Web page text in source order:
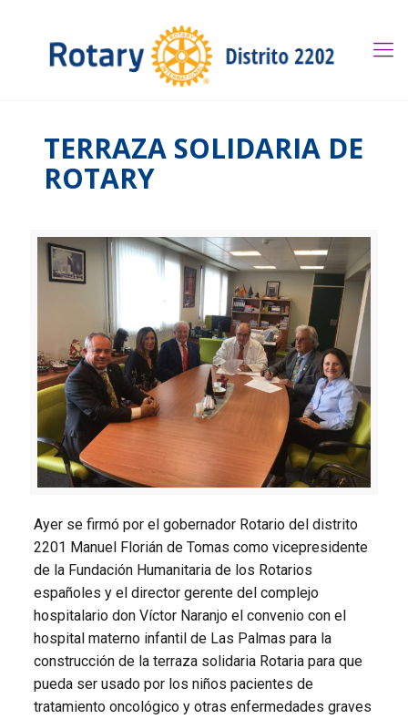
TERRAZA SOLIDARIA DE
ROTARY
Ayer se firmó por el gobernador Rotario del distrito
2201 Manuel Florián de Tomas como vicepresidente
de la Fundación Humanitaria de los Rotarios
españoles y el director gerente del complejo
hospitalario don Víctor Naranjo el convenio con el
hospital materno infantil de Las Palmas para la
construcción de la terraza solidaria Rotaria para que
pueda ser usado por los niños pacientes de
tratamiento oncológico y otras enfermedades graves